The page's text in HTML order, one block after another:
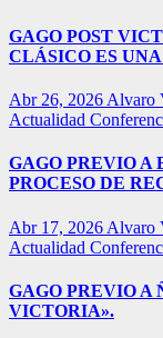
GAGO POST
CLÁSICO ES
Abr 26, 2026 Alvaro
Actualidad
GAGO PREVIO A
PROCESO DE
Abr 17, 2026 Alvaro
Actualidad
GAGO PREVIO A
VICTORIA».